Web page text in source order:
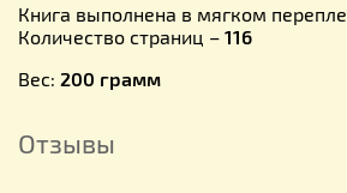
Книга выполнена в мягком
Количество страниц – 116
Вес: 200 грамм
Отзывы